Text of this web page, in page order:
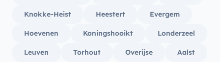
Knokke-Heist Heestert Evergem
Hoevenen Koningshooikt Londerzeel
Leuven Torhout Overijse Aalst